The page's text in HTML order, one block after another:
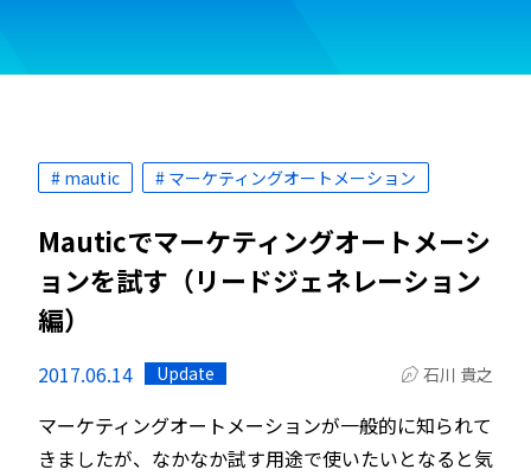
# mautic # マーケティングオートメーション
Mauticでマーケティングオートメーシ
ョンを試す（リードジェネレーション
編）
2017.06.14 Update 石川 貴之
マーケティングオートメーションが一般的に知られて
きましたが、なかなか試す用途で使いたいとなると気